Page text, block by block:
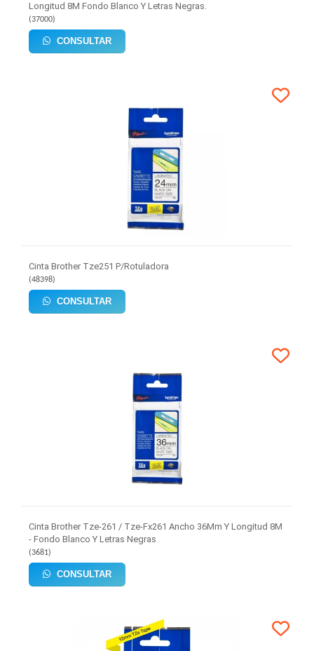
Longitud 8M Fondo Blanco Y Letras Negras.
(37000)
CONSULTAR
Cinta Brother Tze251 P/Rotuladora
(48398)
CONSULTAR
Cinta Brother Tze-261 / Tze-Fx261 Ancho 36Mm Y Longitud 8M
- Fondo Blanco Y Letras Negras
(3681)
CONSULTAR